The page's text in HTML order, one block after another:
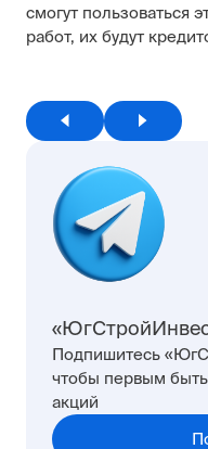
смогут пользоваться
работ, их будут
Подпишитесь
чтобы первым быть
акций